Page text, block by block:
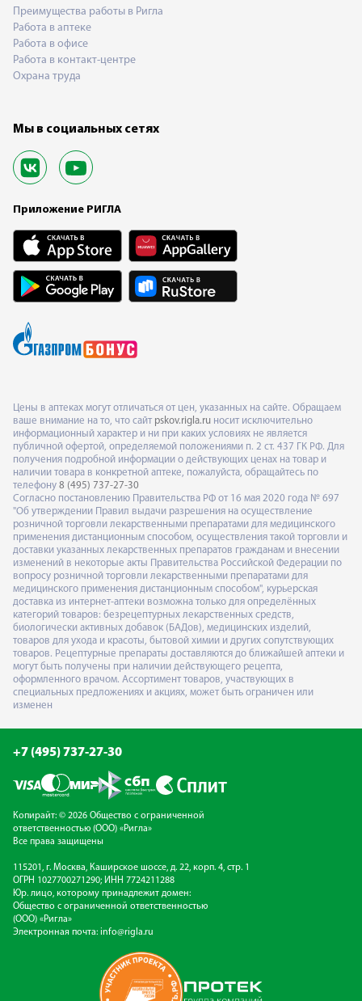
Преимущества работы в Ригла
Работа в аптеке
Работа в офисе
Работа в контакт-центре
Охрана труда
Мы в социальных сетях
Приложение РИГЛА
Цены в аптеках могут отличаться от цен, указанных на сайте. Обращаем
ваше внимание на то, что сайт pskov.rigla.ru носит исключительно
информационный характер и ни при каких условиях не является
публичной офертой, определяемой положениями п. 2 ст. 437 ГК РФ. Для
получения подробной информации о действующих ценах на товар и
наличии товара в конкретной аптеке, пожалуйста, обращайтесь по
телефону 8 (495) 737-27-30
Согласно постановлению Правительства РФ от 16 мая 2020 года № 697
"Об утверждении Правил выдачи разрешения на осуществление
розничной торговли лекарственными препаратами для медицинского
применения дистанционным способом, осуществления такой торговли и
доставки указанных лекарственных препаратов гражданам и внесении
изменений в некоторые акты Правительства Российской Федерации по
вопросу розничной торговли лекарственными препаратами для
медицинского применения дистанционным способом", курьерская
доставка из интернет-аптеки возможна только для определённых
категорий товаров: безрецептурных лекарственных средств,
биологически активных добавок (БАДов), медицинских изделий,
товаров для ухода и красоты, бытовой химии и других сопутствующих
товаров. Рецептурные препараты доставляются до ближайшей аптеки и
могут быть получены при наличии действующего рецепта,
оформленного врачом. Ассортимент товаров, участвующих в
специальных предложениях и акциях, может быть ограничен или
изменен
+7 (495) 737-27-30
Копирайт: © 2026 Общество с ограниченной
ответственностью (ООО) «Ригла»
Все права защищены
115201, г. Москва, Каширское шоссе, д. 22, корп. 4, стр. 1
ОГРН 1027700271290; ИНН 7724211288
Юр. лицо, которому принадлежит домен:
Общество с ограниченной ответственностью
(ООО) «Ригла»
Электронная почта: info@rigla.ru